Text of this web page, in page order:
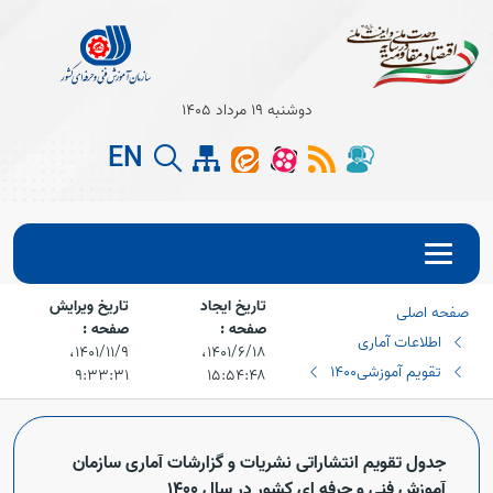
Open
Open
دوشنبه 19 مرداد 1405
EN
صفحه اصلی
اطلاعات آماری
تقویم آموزشی1400
تاریخ ایجاد
صفحه :
۱۴۰۱/۶/۱۸،‏
۱۵:۵۴:۴۸
تاریخ ویرایش
صفحه :
۱۴۰۱/۱۱/۹،‏
۹:۳۳:۳۱
جدول تقویم انتشاراتی نشریات و گزارشات آماری سازمان